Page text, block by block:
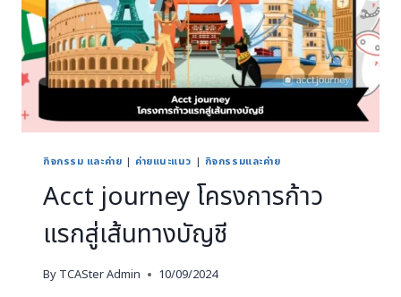
กิจกรรม และค่าย | ค่ายแนะแนว | กิจกรรมและค่าย
Acct journey โครงการก้าว
แรกสู่เส้นทางบัญชี
By TCASter Admin 10/09/2024